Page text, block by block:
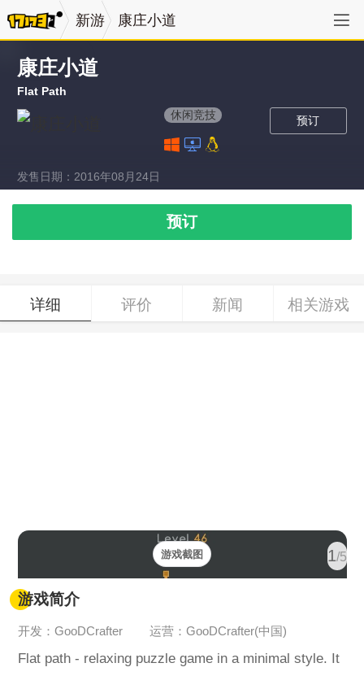
新游 康庄小道
康庄小道
Flat Path
预订
休闲竞技
发售日期：2016年08月24日
预订
详细 评价 新闻 相关游戏
1/5
游戏截图
游戏简介
开发：GooDCrafter 运营：GooDCrafter(中国)
Flat path - relaxing puzzle game in a minimal style. It